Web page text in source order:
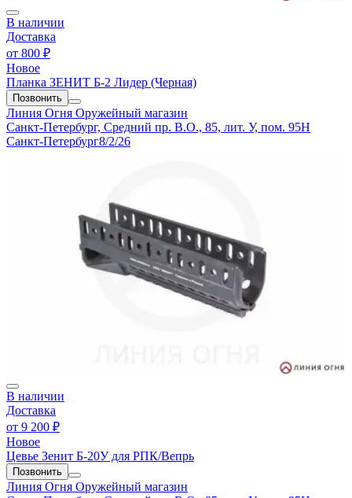
В наличии
Доставка
от 800 ₽
Новое
Планка ЗЕНИТ Б-2 Лидер (Черная)
Позвонить
Линия Огня Оружейный магазин
Санкт-Петербург, Средний пр. В.О., 85, лит. У, пом. 95Н
Санкт-Петербург8/2/26
В наличии
Доставка
от 9 200 ₽
Новое
Цевье Зенит Б-20У для РПК/Вепрь
Позвонить
Линия Огня Оружейный магазин